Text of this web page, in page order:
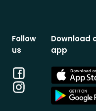
Follow
us
Facebook
Instagram
Download
app
App
Store
App
Store